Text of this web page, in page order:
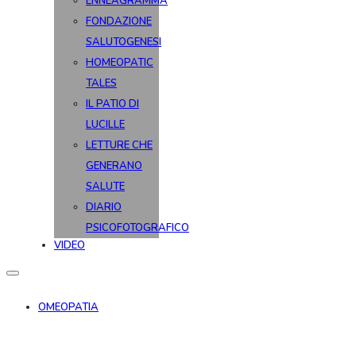
FONDAZIONE
SALUTOGENESI
HOMEOPATIC
TALES
IL PATIO DI
LUCILLE
LETTURE CHE
GENERANO
SALUTE
DIARIO
PSICOFOTOGRAFICO
VIDEO
OMEOPATIA